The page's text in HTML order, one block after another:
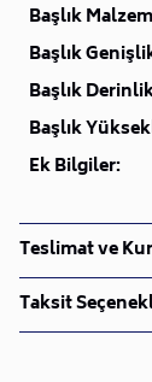
Başlık
Başlık
Başlık
Başlık
Ek Bilgiler:
Teslimat ve
Teslimat ve
•
Taksit